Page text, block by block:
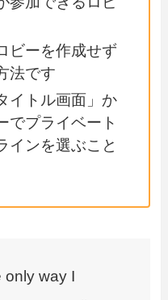
ビーを作成せず
法です
イトル画面」か
でプライベート
インを選ぶこと
only way I